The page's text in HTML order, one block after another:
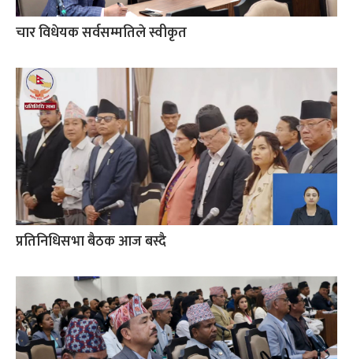
चार विधेयक सर्वसम्मतिले स्वीकृत
प्रतिनिधिसभा बैठक आज बस्दै